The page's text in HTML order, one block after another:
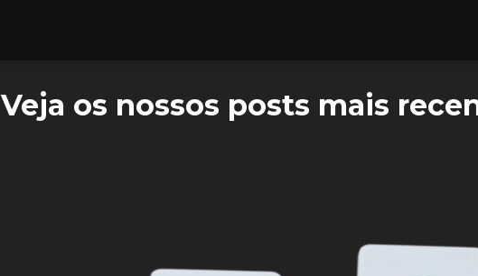
Veja os nossos posts mais